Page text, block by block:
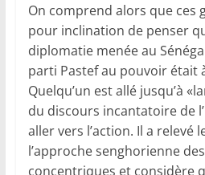
On comprend alors que ces
pour inclination de penser
diplomatie menée au
parti Pastef au pouvoir était
Quelqu’un est allé jusqu’à
du discours incantatoire de
aller vers l’action. Il a relevé
l’approche senghorienne
concentriques et considère